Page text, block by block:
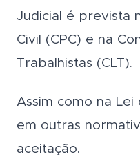
Judicial é prevista
Civil (CPC) e na
Trabalhistas (CLT).
Assim como na Lei
em outras
aceitação.